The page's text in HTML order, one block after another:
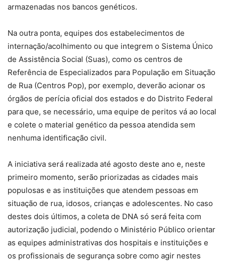
armazenadas nos bancos genéticos.
Na outra ponta, equipes dos estabelecimentos de
internação/acolhimento ou que integrem o Sistema Único
de Assistência Social (Suas), como os centros de
Referência de Especializados para População em Situação
de Rua (Centros Pop), por exemplo, deverão acionar os
órgãos de perícia oficial dos estados e do Distrito Federal
para que, se necessário, uma equipe de peritos vá ao local
e colete o material genético da pessoa atendida sem
nenhuma identificação civil.
A iniciativa será realizada até agosto deste ano e, neste
primeiro momento, serão priorizadas as cidades mais
populosas e as instituições que atendem pessoas em
situação de rua, idosos, crianças e adolescentes. No caso
destes dois últimos, a coleta de DNA só será feita com
autorização judicial, podendo o Ministério Público orientar
as equipes administrativas dos hospitais e instituições e
os profissionais de segurança sobre como agir nestes